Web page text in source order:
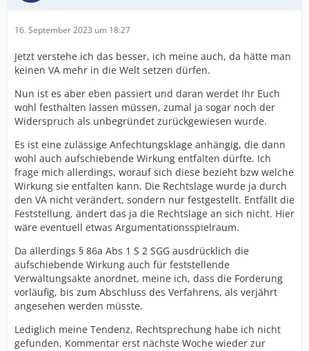
16. September 2023 um 18:27
Jetzt verstehe ich das besser, ich meine auch, da hätte man
keinen VA mehr in die Welt setzen dürfen.
Nun ist es aber eben passiert und daran werdet Ihr Euch
wohl festhalten lassen müssen, zumal ja sogar noch der
Widerspruch als unbegründet zurückgewiesen wurde.
Es ist eine zulässige Anfechtungsklage anhängig, die dann
wohl auch aufschiebende Wirkung entfalten dürfte. Ich
frage mich allerdings, worauf sich diese bezieht bzw welche
Wirkung sie entfalten kann. Die Rechtslage wurde ja durch
den VA nicht verändert, sondern nur festgestellt. Entfällt die
Feststellung, ändert das ja die Rechtslage an sich nicht. Hier
wäre eventuell etwas Argumentationsspielraum.
Da allerdings § 86a Abs 1 S 2 SGG ausdrücklich die
aufschiebende Wirkung auch für feststellende
Verwaltungsakte anordnet, meine ich, dass die Forderung
vorläufig, bis zum Abschluss des Verfahrens, als verjährt
angesehen werden müsste.
Lediglich meine Tendenz, Rechtsprechung habe ich nicht
gefunden, Kommentar erst nächste Woche wieder zur